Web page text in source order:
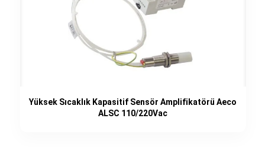
Yüksek Sıcaklık Kapasitif Sensör Amplifikatörü Aeco
ALSC 110/220Vac